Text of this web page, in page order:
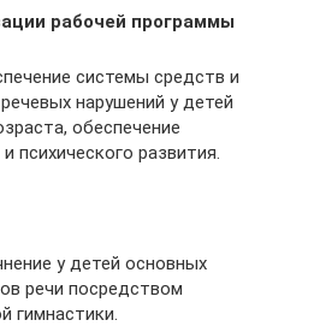
рабочей программы
системы средств и
нарушений у детей
обеспечение
психического развития.
у детей основных
речи посредством
гимнастики.